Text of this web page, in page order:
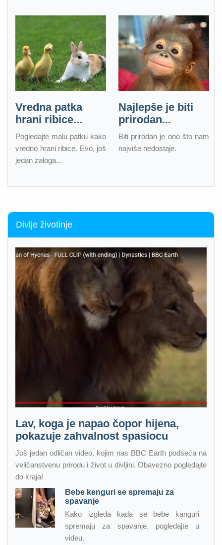
Vredna patka
hrani ribice...
Pogledajte malu patku kako
vredno hrani ribice. Evo, još
jedan zaloga...
Najlepše je biti
prirodan...
Biti prirodan je ono što nam
najviše nedostaje.
Divlje životinje
Lav, koga je napao čopor hijena,
pokazuje zahvalnost spasiocu
Još jedan odličan video, kojim nas BBC Earth podseća na
veličanstvenu prirodu i život u divljini. Obavezno pogledajte
do kraja!
Bebe kenguri se spremaju za
spavanje
Kako izgleda kada se bebe kanguri
spremaju za spavanje, pogledajte u
videu.